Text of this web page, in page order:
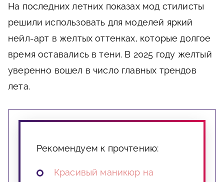
На последних летних показах мод стилисты
решили использовать для моделей яркий
нейл-арт в желтых оттенках, которые долгое
время оставались в тени. В 2025 году желтый
уверенно вошел в число главных трендов
лета.
Рекомендуем к прочтению:
Красивый маникюр на